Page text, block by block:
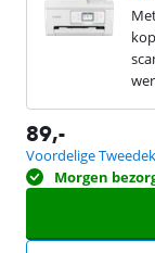
89,-
Voordelige
Morgen